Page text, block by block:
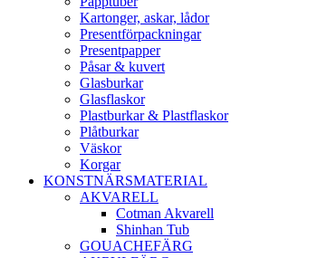
Kartonger, askar, lådor
Presentförpackningar
Presentpapper
Påsar & kuvert
Glasburkar
Glasflaskor
Plastburkar & Plastflaskor
Plåtburkar
Väskor
Korgar
KONSTNÄRSMATERIAL
AKVARELL
Cotman Akvarell
Shinhan Tub
GOUACHEFÄRG